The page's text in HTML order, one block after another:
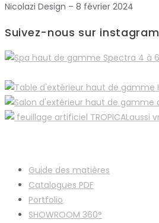
Nicolazi Design – 8 février 2024
Suivez-nous sur instagram
Guide des matières
Catalogues PDF
Portfolio
SHOWROOM 360°